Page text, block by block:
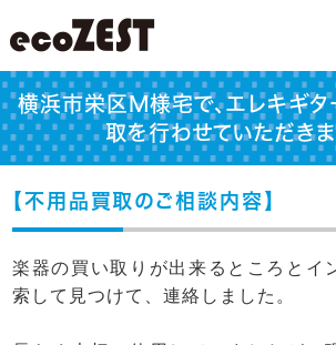
横浜市栄区M様宅で、エレキギ
取を行わせていただきま
【不用品買取のご相談内容】
楽器の買い取りが出来るところとイ
索して見つけて、連絡しました。